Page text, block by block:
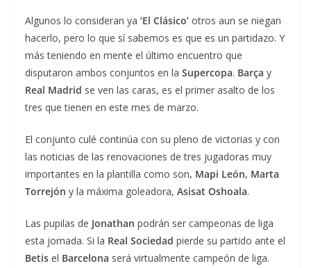
Algunos lo consideran ya ‘El Clásico’ otros aun se niegan
hacerlo, pero lo que sí sabemos es que es un partidazo. Y
más teniendo en mente el último encuentro que
disputaron ambos conjuntos en la Supercopa. Barça y
Real Madrid se ven las caras, es el primer asalto de los
tres que tienen en este mes de marzo.
El conjunto culé continúa con su pleno de victorias y con
las noticias de las renovaciones de tres jugadoras muy
importantes en la plantilla como son, Mapi León, Marta
Torrejón y la máxima goleadora, Asisat Oshoala.
Las pupilas de Jonathan podrán ser campeonas de liga
esta jornada. Si la Real Sociedad pierde su partido ante el
Betis el Barcelona será virtualmente campeón de liga.